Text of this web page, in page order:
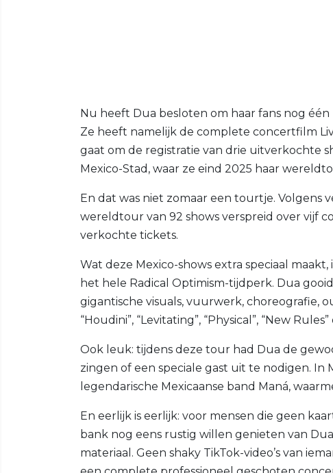
Nu heeft Dua besloten om haar fans nog
Ze heeft namelijk de complete concertfilm
gaat om de registratie van drie uitverkochte
Mexico-Stad, waar ze eind 2025 haar
En dat was niet zomaar een tourtje. Volgens
wereldtour van 92 shows verspreid over vijf
verkochte tickets.
Wat deze Mexico-shows extra speciaal
het hele Radical Optimism-tijdperk. Dua
gigantische visuals, vuurwerk, choreografie,
“Houdini”, “Levitating”, “Physical”, “New
Ook leuk: tijdens deze tour had Dua de
zingen of een speciale gast uit te nodigen. In
legendarische Mexicaanse band Maná,
En eerlijk is eerlijk: voor mensen die geen
bank nog eens rustig willen genieten van
materiaal. Geen shaky TikTok-video’s van